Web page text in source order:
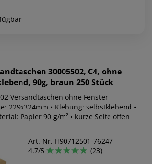
30005502, C4, ohne
90g, braun 250 Stück
Versandtaschen ohne Fenster.
229x324mm • Klebung: selbstklebend •
Papier 90 g/m² • kurze Seite offen
Art.-Nr. H90712501-76247
4.7/5
(23)